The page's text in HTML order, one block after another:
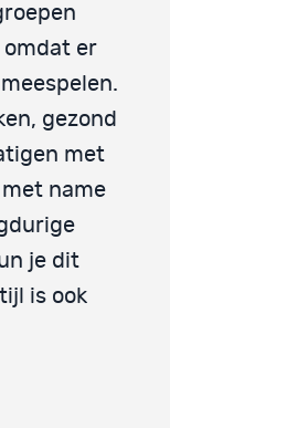
omdat er
gezond
met
name
je dit
is ook